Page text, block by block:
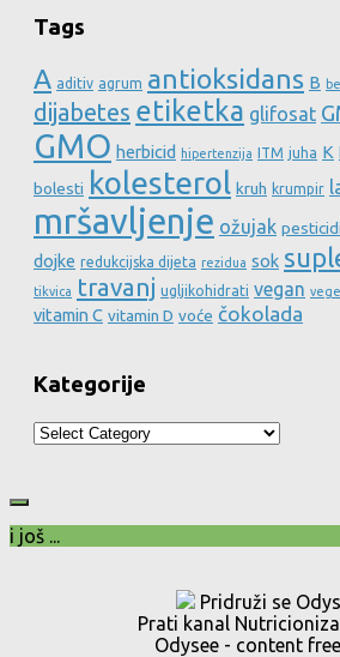
Tags
A aditiv agrum antioksidans B
dijabetes etiketka glifosat
GMO herbicid hipertenzija ITM juha K
bolesti kolesterol kruh krumpir
mršavljenje ožujak pesticidi
dojke redukcijska dijeta rezidua sok
tikvica travanj ugljikohidrati vegan
vitamin C vitamin D voće čokolada
Kategorije
Kategorije
i još ...
Pridruži se
Prati kanal
Odysee - content